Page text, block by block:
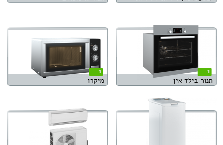
1
תנור בילד אין
1
מיקרו